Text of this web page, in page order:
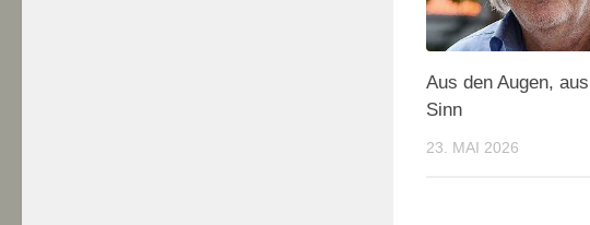
Aus den Augen,
Sinn
23. MAI 2026